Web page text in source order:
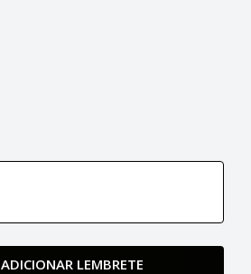
ADICIONAR LEMBRETE